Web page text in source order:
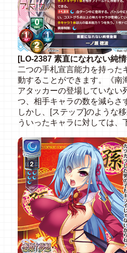
[LO-2387 素直になれない純
二つの手札宣言能力を持った
動することができます。《南
アタッカーの登場していない
つ、相手キャラの数を減らさ
しかし、[ステップ]のような
ういったキャラに対しては